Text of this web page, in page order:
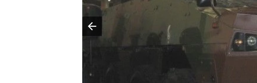
Poprzedni slajd